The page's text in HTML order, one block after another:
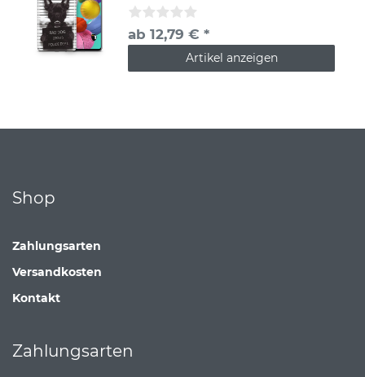
ab 12,79 € *
Artikel anzeigen
Shop
Zahlungsarten
Versandkosten
Kontakt
Zahlungsarten